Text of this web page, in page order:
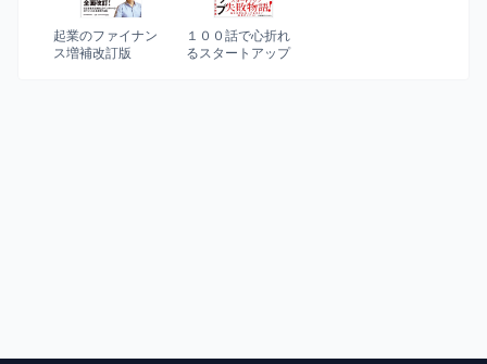
起業のファイナン
ス増補改訂版
１００話で心折れ
るスタートアップ